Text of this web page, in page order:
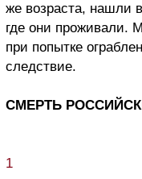
же возраста, нашли
где они проживали.
при попытке
следствие.
СМЕРТЬ
1